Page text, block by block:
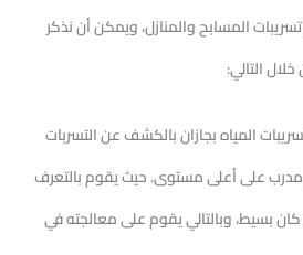
المسابح والمنازل، ويمكن أن نذكر
التالي:
المياه بجازان بالكشف عن التسربات
على أعلى مستوى. حيث يقوم بالتعرف
بسيط، وبالتالي يقوم على معالجته في